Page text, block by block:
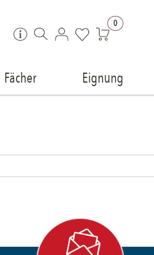
0
Fächer Eignung